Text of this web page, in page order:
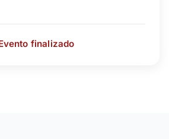
finalizado